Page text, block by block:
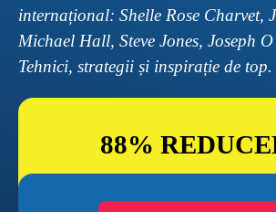
internațional: Shelle Rose Charvet,
Michael Hall, Steve Jones, Joseph
Tehnici, strategii și inspirație de top.
88%